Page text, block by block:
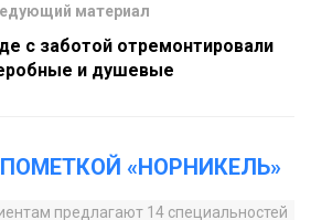
материал
с заботой отремонтировали
и душевые
«НОРНИКЕЛЬ»